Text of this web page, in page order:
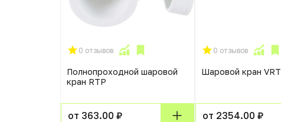
0 отзывов
Полнопроходной шаровой
кран RTP
от 363.00 ₽
0 отзывов
Шаровой кран VRT
от 2354.00 ₽